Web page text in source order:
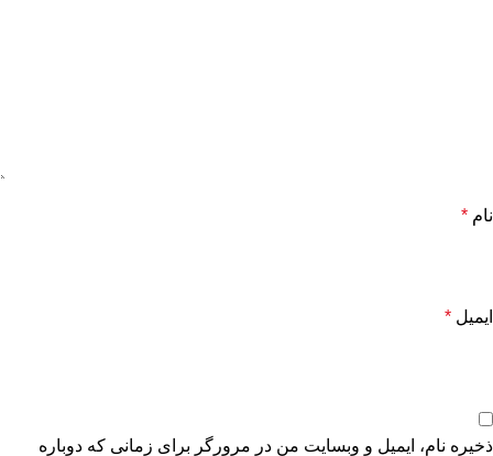
نام *
ایمیل *
ذخیره نام، ایمیل و وبسایت من در مرورگر برای زمانی که دوباره